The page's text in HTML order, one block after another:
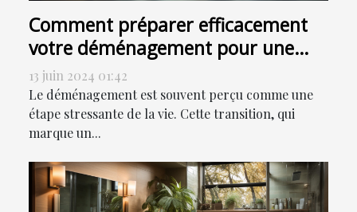
Comment préparer efficacement
votre déménagement pour une
transition en douceur
13 juin 2024 01:42
Le déménagement est souvent perçu comme une
étape stressante de la vie. Cette transition, qui
marque un...